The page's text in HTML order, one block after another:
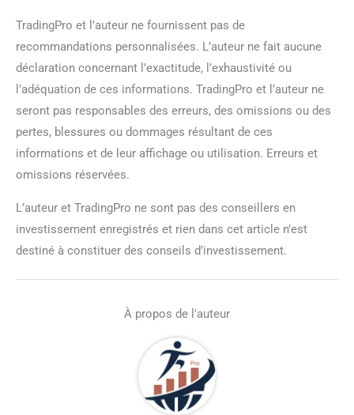
TradingPro et l’auteur ne fournissent pas de
recommandations personnalisées. L’auteur ne fait aucune
déclaration concernant l’exactitude, l’exhaustivité ou
l’adéquation de ces informations. TradingPro et l’auteur ne
seront pas responsables des erreurs, des omissions ou des
pertes, blessures ou dommages résultant de ces
informations et de leur affichage ou utilisation. Erreurs et
omissions réservées.
L’auteur et TradingPro ne sont pas des conseillers en
investissement enregistrés et rien dans cet article n’est
destiné à constituer des conseils d’investissement.
À propos de l'auteur